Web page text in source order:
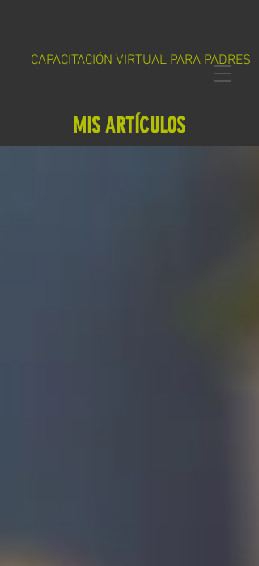
CAPACITACIÓN VIRTUAL PARA PADRES
MIS ARTÍCULOS